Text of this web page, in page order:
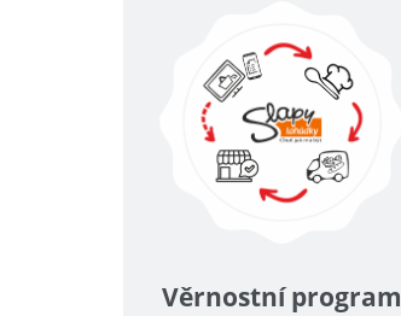
Věrnostní program